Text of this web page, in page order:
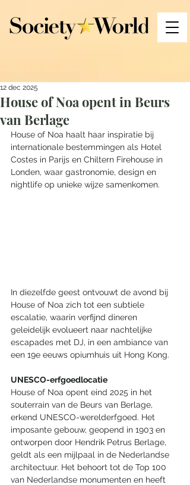
House of Noa opent in Beurs
van Berlage
12 dec 2025
House of Noa haalt haar inspiratie bij
internationale bestemmingen als Hotel
Costes in Parijs en Chiltern Firehouse in
Londen, waar gastronomie, design en
nightlife op unieke wijze samenkomen.
In diezelfde geest ontvouwt de avond bij
House of Noa zich tot een subtiele
escalatie, waarin verfijnd dineren
geleidelijk evolueert naar nachtelijke
escapades met DJ, in een ambiance van
een 19e eeuws opiumhuis uit Hong Kong.
UNESCO-erfgoedlocatie
House of Noa opent eind 2025 in het
souterrain van de Beurs van Berlage,
erkend UNESCO-werelderfgoed. Het
imposante gebouw, geopend in 1903 en
ontworpen door Hendrik Petrus Berlage,
geldt als een mijlpaal in de Nederlandse
architectuur. Het behoort tot de Top 100
van Nederlandse monumenten en heeft